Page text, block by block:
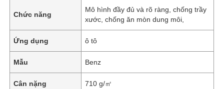
Chức năng
Mô hình đầy đủ và rõ ràng, chống trầy
xước, chống ăn mòn dung môi,
Ứng dụng ô tô
Mẫu Benz
Cân nặng 710 g/㎡